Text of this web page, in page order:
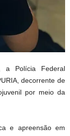
a Polícia Federal
decorrente de
por meio da
e apreensão em